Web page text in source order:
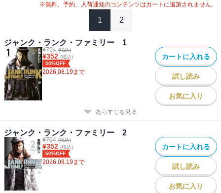
※無料、予約、入荷通知のコンテンツはカートに追加されません。
1 2
ジャンク・ランク・ファミリー 1
¥704 (税込)
¥352 (税込)
50%OFF
2026.08.19まで
カートに入れる
試し読み
お気に入り
あらすじを見る
ジャンク・ランク・ファミリー 2
¥704 (税込)
¥352 (税込)
50%OFF
2026.08.19まで
カートに入れる
試し読み
お気に入り